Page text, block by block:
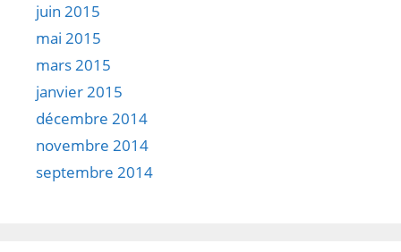
juin 2015
mai 2015
mars 2015
janvier 2015
décembre 2014
novembre 2014
septembre 2014